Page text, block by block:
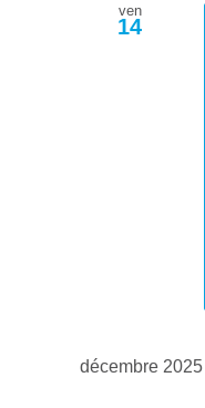
ven
14
décembre 2025